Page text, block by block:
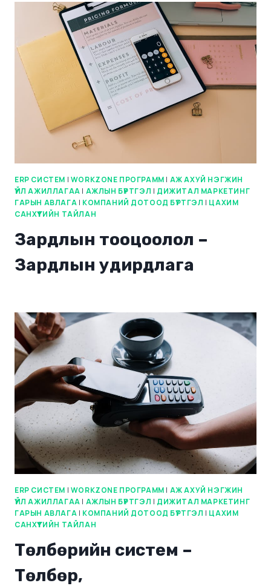
ERP СИСТЕМ | WORKZONE ПРОГРАММ | АЖ АХУЙ НЭГЖИН
ҮЙЛ АЖИЛЛАГАА | АЖЛЫН БҮРТГЭЛ | ДИЖИТАЛ МАРКЕТИНГ
ГАРЫН АВЛАГА | КОМПАНИЙ ДОТООД БҮРТГЭЛ | ЦАХИМ
САНХҮҮГИЙН ТАЙЛАН
Зардлын тооцоолол –
Зардлын удирдлага
ERP СИСТЕМ | WORKZONE ПРОГРАММ | АЖ АХУЙ НЭГЖИН
ҮЙЛ АЖИЛЛАГАА | АЖЛЫН БҮРТГЭЛ | ДИЖИТАЛ МАРКЕТИНГ
ГАРЫН АВЛАГА | КОМПАНИЙ ДОТООД БҮРТГЭЛ | ЦАХИМ
САНХҮҮГИЙН ТАЙЛАН
Төлбөрийн систем –
Төлбөр,